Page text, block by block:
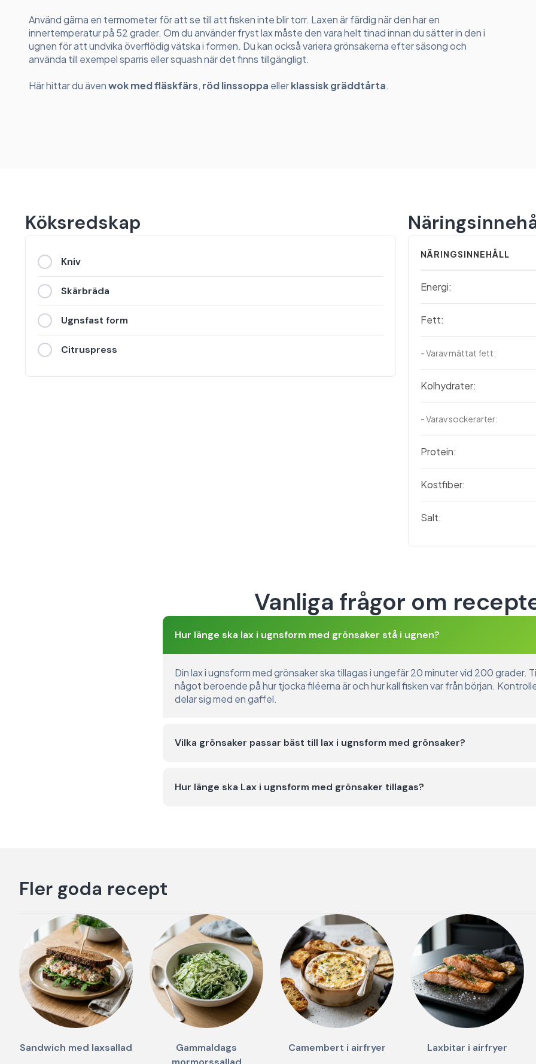
Använd gärna en termometer för att se till att fisken inte blir torr. Laxen är färdig när den har en
innertemperatur på 52 grader. Om du använder fryst lax måste den vara helt tinad innan du sätter in den i
ugnen för att undvika överflödig vätska i formen. Du kan också variera grönsakerna efter säsong och
använda till exempel sparris eller squash när det finns tillgängligt.
Här hittar du ävenwok med fläskfärs, röd linssoppa ellerklassisk gräddtårta.
Köksredskap
Kniv
Skärbräda
Ugnsfast form
Citruspress
NÄRINGSINNEHÅLL
Energi:
Fett:
- Varav mättat fett:
Kolhydrater:
- Varav sockerarter:
Protein:
Kostfiber:
Salt:
Vanliga frågor om
Hur länge ska lax i ugnsform med grönsaker stå i ugnen?
Din lax i ugnsform med grönsaker ska tillagas i ungefär 20 minuter vid 200 grader.
något beroende på hur tjocka filéerna är och hur kall fisken var från början.
delar sig med en gaffel.
Vilka grönsaker passar bäst till lax i ugnsform med grönsaker?
Hur länge ska Lax i ugnsform med grönsaker tillagas?
Fler goda recept
Sandwich med laxsallad
Gammaldags
Camembert i airfryer Laxbitar i airfryer